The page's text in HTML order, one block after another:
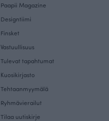
Paapii Magazine
Designtiimi
Finsket
Vastuullisuus
Tulevat tapahtumat
Kuosikirjasto
Tehtaanmyymälä
Ryhmävierailut
Tilaa uutiskirje